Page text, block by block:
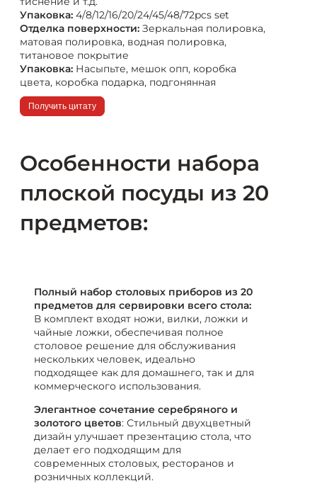
Упаковка: 4/8/12/16/20/24/45/48/72pcs set
Отделка поверхности: Зеркальная полировка,
матовая полировка, водная полировка,
титановое покрытие
Упаковка: Насыпьте, мешок опп, коробка
цвета, коробка подарка, подгонянная
Получить цитату
Особенности набора
плоской посуды из 20
предметов:
Полный набор столовых приборов из 20
предметов для сервировки всего стола:
В комплект входят ножи, вилки, ложки и
чайные ложки, обеспечивая полное
столовое решение для обслуживания
нескольких человек, идеально
подходящее как для домашнего, так и для
коммерческого использования.
Элегантное сочетание серебряного и
золотого цветов: Стильный двухцветный
дизайн улучшает презентацию стола, что
делает его подходящим для
современных столовых, ресторанов и
розничных коллекций.